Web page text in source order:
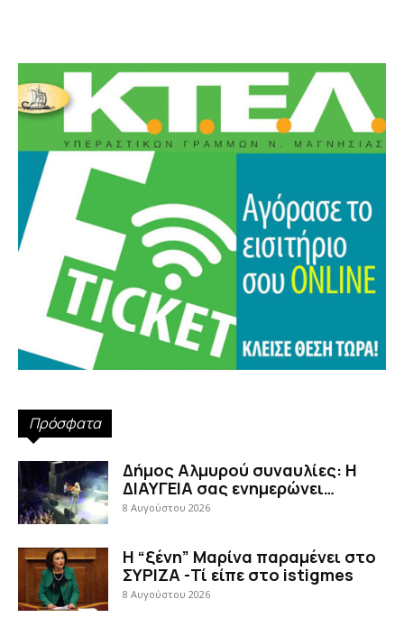
Πρόσφατα
Δήμος Αλμυρού συναυλίες: Η
ΔΙΑΥΓΕΙΑ σας ενημερώνει…
8 Αυγούστου 2026
Η “ξένη” Μαρίνα παραμένει στο
ΣΥΡΙΖΑ -Τί είπε στο istigmes
8 Αυγούστου 2026